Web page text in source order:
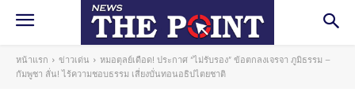
หน้าแรก ข่าวเด่น
หมอตุลย์เดือด! ประกาศ “ไม่รับรอง” ข้อตกลงเจรจา ภูมิธรรม –
กัมพูชา ลั่น! ไร้ความชอบธรรม เสี่ยงบั่นทอนอธิปไตยชาติ